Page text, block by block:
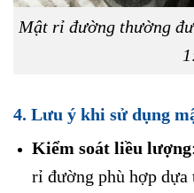
Mật rỉ đường thường
4. Lưu ý khi sử dụng
Kiểm soát liều lượng
rỉ đường phù hợp dựa